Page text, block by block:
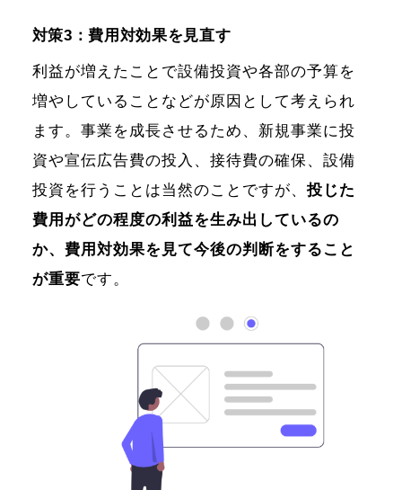
対策3：費用対効果を見直す
利益が増えたことで設備投資や各部の予算を
増やしていることなどが原因として考えられ
ます。事業を成長させるため、新規事業に投
資や宣伝広告費の投入、接待費の確保、設備
投資を行うことは当然のことですが、 投じた
費用がどの程度の利益を生み出しているの
か、費用対効果を見て今後の判断をすること
が重要です。